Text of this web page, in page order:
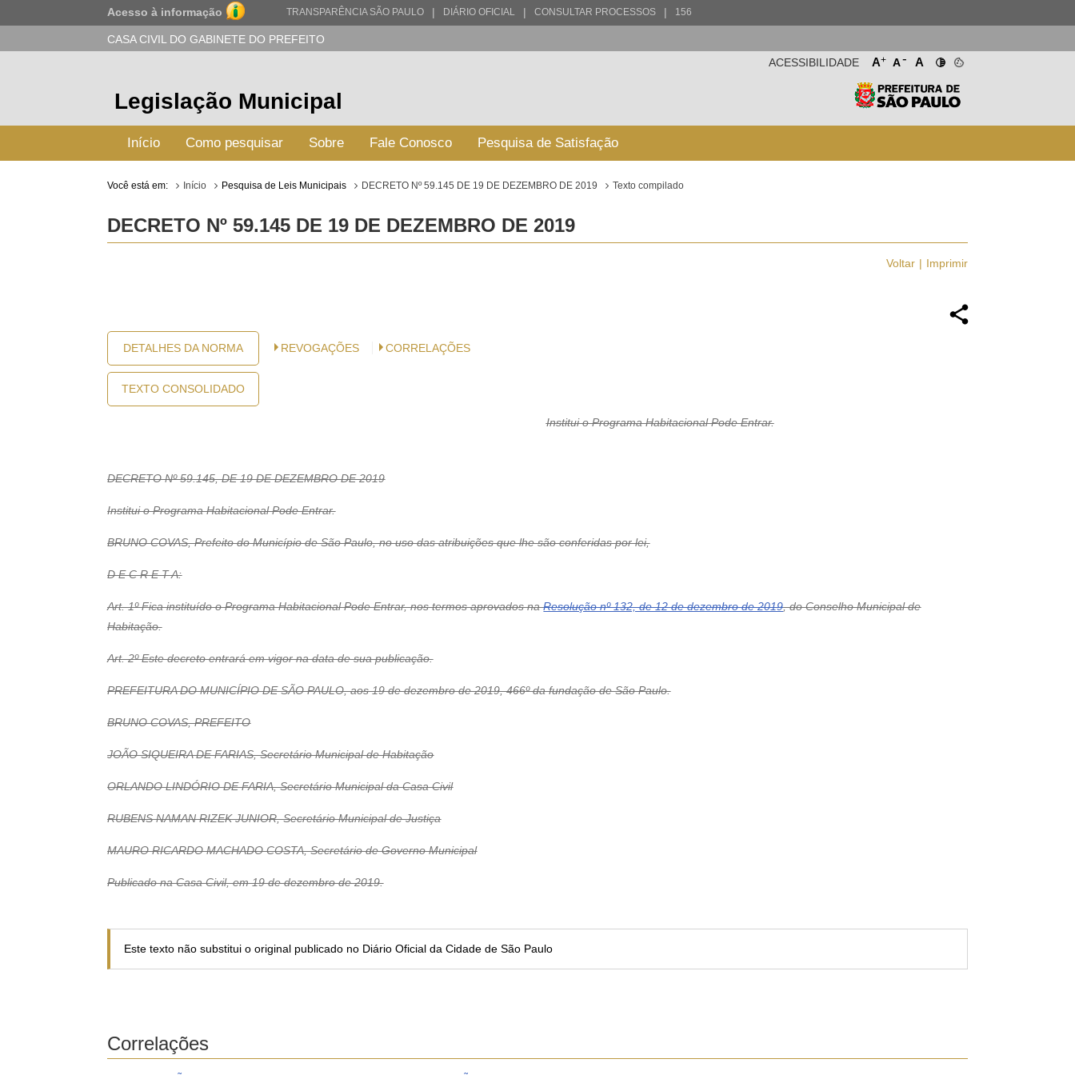
Acesso à informação TRANSPARÊNCIA SÃO PAULO | DIÁRIO OFICIAL | CONSULTAR PROCESSOS | 156
CASA CIVIL DO GABINETE DO PREFEITO
A+ A- A
ACESSIBILIDADE
Legislação Municipal
Início Como pesquisar Sobre Fale Conosco Pesquisa de Satisfação
Você está em: Início Pesquisa de Leis Municipais DECRETO Nº 59.145 DE 19 DE DEZEMBRO DE 2019 Texto compilado
DECRETO Nº 59.145 DE 19 DE DEZEMBRO DE 2019
Voltar Imprimir
DETALHES DA NORMA
TEXTO CONSOLIDADO
REVOGAÇÕES CORRELAÇÕES
Institui o Programa Habitacional Pode Entrar.
DECRETO Nº 59.145, DE 19 DE DEZEMBRO DE 2019
Institui o Programa Habitacional Pode Entrar.
BRUNO COVAS, Prefeito do Município de São Paulo, no uso das atribuições que lhe são conferidas por lei,
D E C R E T A:
Art. 1º Fica instituído o Programa Habitacional Pode Entrar, nos termos aprovados naResolução nº 132, de 12 de dezembro de 2019, do Conselho Municipal de
Habitação.
Art. 2º Este decreto entrará em vigor na data de sua publicação.
PREFEITURA DO MUNICÍPIO DE SÃO PAULO, aos 19 de dezembro de 2019, 466º da fundação de São Paulo.
BRUNO COVAS, PREFEITO
JOÃO SIQUEIRA DE FARIAS, Secretário Municipal de Habitação
ORLANDO LINDÓRIO DE FARIA, Secretário Municipal da Casa Civil
RUBENS NAMAN RIZEK JUNIOR, Secretário Municipal de Justiça
MAURO RICARDO MACHADO COSTA, Secretário de Governo Municipal
Publicado na Casa Civil, em 19 de dezembro de 2019.
Este texto não substitui o original publicado no Diário Oficial da Cidade de São Paulo
Correlações